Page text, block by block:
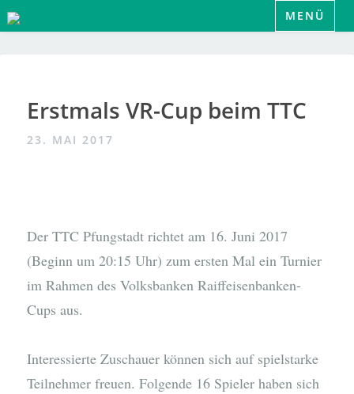
Zum
Inhalt
MENÜ
Erstmals VR-Cup beim TTC
23. MAI 2017
Der TTC Pfungstadt richtet am 16. Juni 2017
(Beginn um 20:15 Uhr) zum ersten Mal ein Turnier
im Rahmen des Volksbanken Raiffeisenbanken-
Cups aus.
Interessierte Zuschauer können sich auf spielstarke
Teilnehmer freuen. Folgende 16 Spieler haben sich